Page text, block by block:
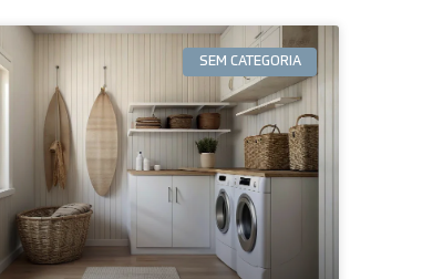
SEM CATEGORIA